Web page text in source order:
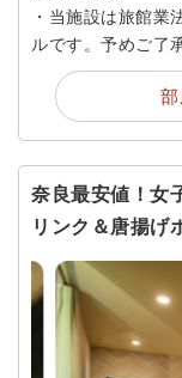
・当施設は旅館業
ルです。予めご了
奈良最安値！女
リンク＆唐揚げ